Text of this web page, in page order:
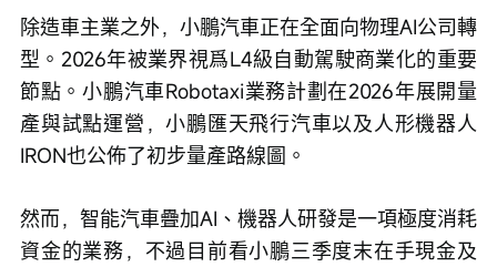
除造車主業之外，小鵬汽車正在全面向物理AI公司轉
型。2026年被業界視爲L4級自動駕駛商業化的重要
節點。小鵬汽車Robotaxi業務計劃在2026年展開量
產與試點運營，小鵬匯天飛行汽車以及人形機器人
IRON也公佈了初步量產路線圖。
然而，智能汽車疊加AI、機器人研發是一項極度消耗
資金的業務，不過目前看小鵬三季度末在手現金及